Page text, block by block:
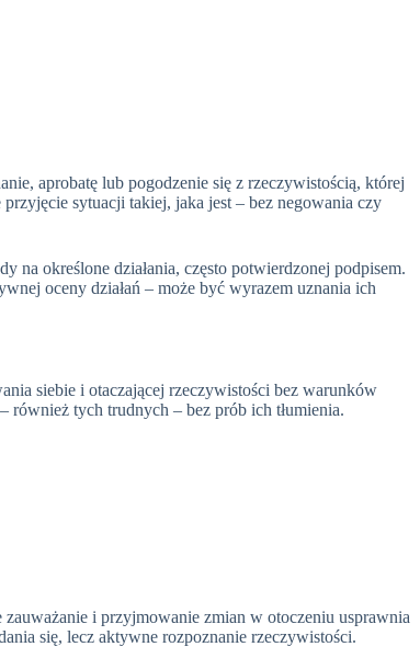
aprobatę lub pogodzenie się z rzeczywistością, której
sytuacji takiej, jaka jest – bez negowania czy
na określone działania, często potwierdzonej podpisem.
oceny działań – może być wyrazem uznania ich
siebie i otaczającej rzeczywistości bez warunków
również tych trudnych – bez prób ich tłumienia.
zauważanie i przyjmowanie zmian w otoczeniu usprawnia
się, lecz aktywne rozpoznanie rzeczywistości.